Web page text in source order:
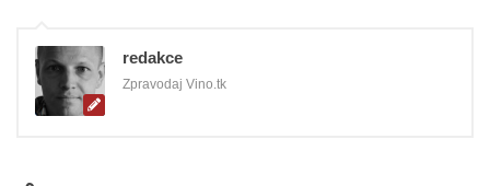
redakce
Zpravodaj Vino.tk